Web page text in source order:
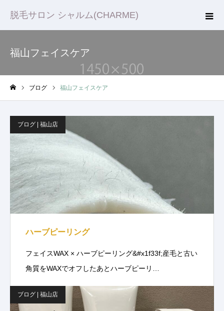
脱毛サロン シャルム(CHARME)
福山フェイスケア
ブログ 福山フェイスケア
ブログ | 福山店
ハーブピーリング
フェイスWAX × ハーブピーリング&#x1f33f;産毛と古い
角質をWAXでオフしたあとハーブピーリ…
ブログ | 福山店